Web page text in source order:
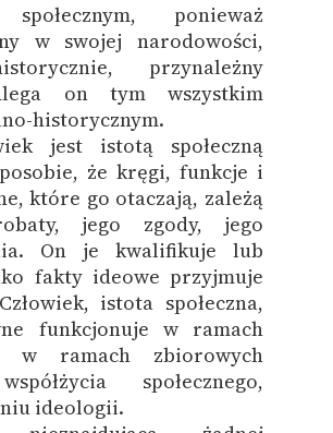
społecznym, ponieważ
w swojej narodowości,
przynależny
on tym wszystkim
historycznym.
jest istotą społeczną
że kręgi, funkcje i
które go otaczają, zależą
jego zgody, jego
On je kwalifikuje lub
fakty ideowe przyjmuje
istota społeczna,
funkcjonuje w ramach
w ramach zbiorowych
społecznego,
ideologii.